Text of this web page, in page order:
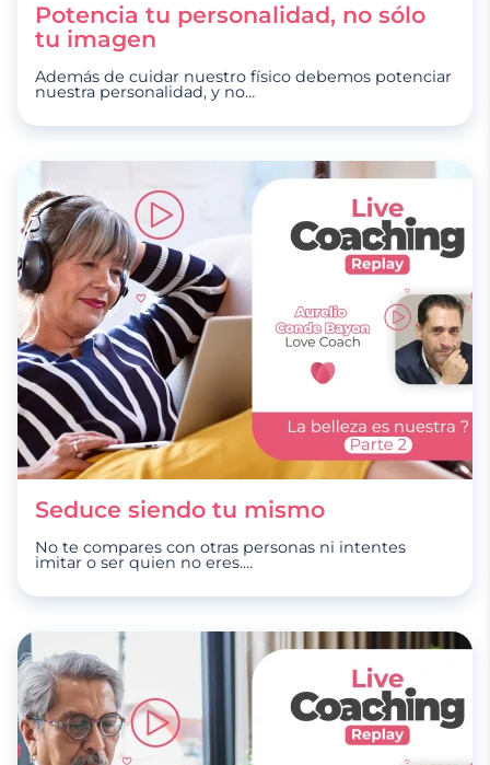
Potencia tu personalidad, no sólo
tu imagen
Además de cuidar nuestro físico debemos potenciar
nuestra personalidad, y no…
Seduce siendo tu mismo
No te compares con otras personas ni intentes
imitar o ser quien no eres.…